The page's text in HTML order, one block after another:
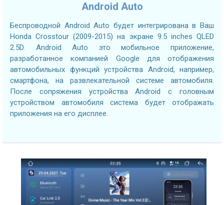
Android Auto
Беспроводной Android Auto будет интегрирована в Ваш
Honda Crosstour (2009-2015) на экране 9.5 inches QLED
2.5D. Android Auto это мобильное приложение,
разработанное компанией Google для отображения
автомобильных функций устройства Android, например,
смартфона, на развлекательной системе автомобиля.
После сопряжения устройства Android с головным
устройством автомобиля система будет отображать
приложения на его дисплее.
2.7GHZ CPU